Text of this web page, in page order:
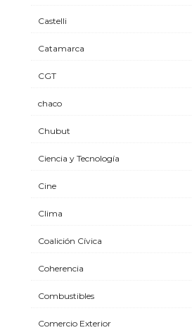
Castelli
Catamarca
CGT
chaco
Chubut
Ciencia y Tecnología
Cine
Clima
Coalición Cívica
Coherencia
Combustibles
Comercio Exterior